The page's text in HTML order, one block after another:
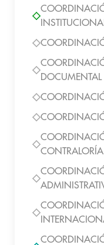
DOCUMENTAL